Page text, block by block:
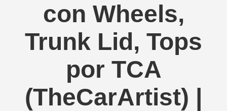
con Wheels,
Trunk Lid, Tops
por TCA
(TheCarArtist) |